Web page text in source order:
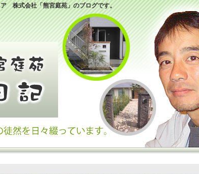
株式会社「熊宮庭苑」のブログです。